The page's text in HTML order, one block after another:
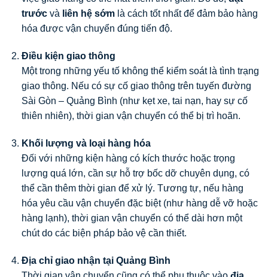
trướcvà liên hệ sớmlà cách tốt nhất để đảm bảo hàng
hóa được vận chuyển đúng tiến độ.
Điều kiện giao thông
Một trong những yếu tố không thể kiểm soát là tình trạng
giao thông. Nếu có sự cố giao thông trên tuyến đường
Sài Gòn – Quảng Bình (như kẹt xe, tai nạn, hay sự cố
thiên nhiên), thời gian vận chuyển có thể bị trì hoãn.
Khối lượng và loại hàng hóa
Đối với những kiện hàng có kích thước hoặc trọng
lượng quá lớn, cần sự hỗ trợ bốc dỡ chuyên dụng, có
thể cần thêm thời gian để xử lý. Tương tự, nếu hàng
hóa yêu cầu vận chuyển đặc biệt (như hàng dễ vỡ hoặc
hàng lạnh), thời gian vận chuyển có thể dài hơn một
chút do các biện pháp bảo vệ cần thiết.
Địa chỉ giao nhận tại Quảng Bình